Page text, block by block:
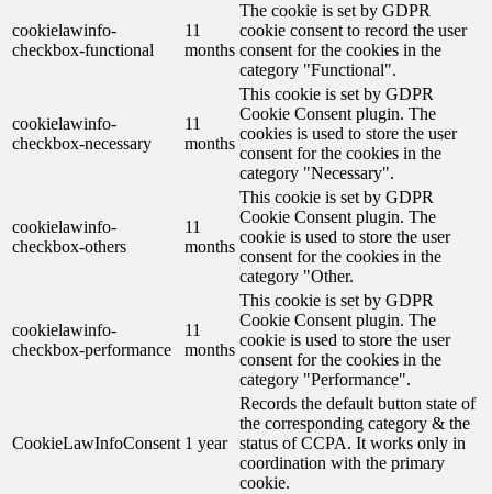
cookielawinfo-
checkbox-functional
11
months
The cookie is set by GDPR
cookie consent to record the user
consent for the cookies in the
category "Functional".
cookielawinfo-
checkbox-necessary
11
months
This cookie is set by GDPR
Cookie Consent plugin. The
cookies is used to store the user
consent for the cookies in the
category "Necessary".
cookielawinfo-
checkbox-others
11
months
This cookie is set by GDPR
Cookie Consent plugin. The
cookie is used to store the user
consent for the cookies in the
category "Other.
cookielawinfo-
checkbox-performance
11
months
This cookie is set by GDPR
Cookie Consent plugin. The
cookie is used to store the user
consent for the cookies in the
category "Performance".
CookieLawInfoConsent 1 year
Records the default button state of
the corresponding category & the
status of CCPA. It works only in
coordination with the primary
cookie.